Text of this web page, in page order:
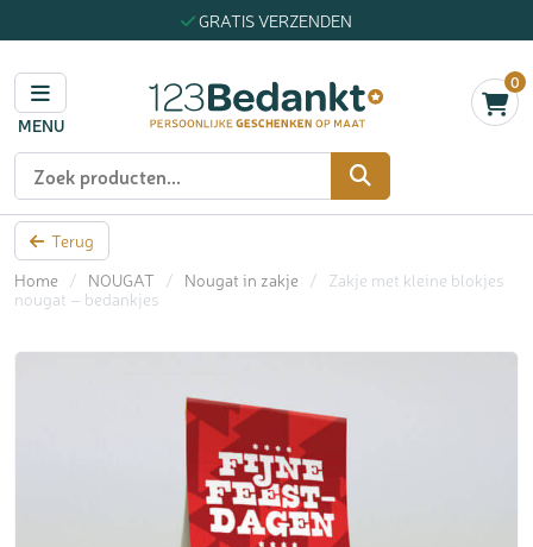
GRATIS VERZENDEN
MENU
0
Zoeken
Terug
Home
/ NOUGAT / Nougat in zakje /
Zakje met kleine blokjes
nougat – bedankjes